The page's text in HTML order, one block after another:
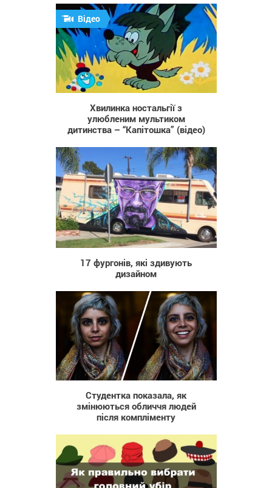
3 840
Відео
Хвилинка ностальгії з
улюбленим мультиком
дитинства – “Капітошка” (відео)
1 122
17 фургонів, які здивують
дизайном
2 498
Студентка показала, як
змінюються обличчя людей
після компліменту